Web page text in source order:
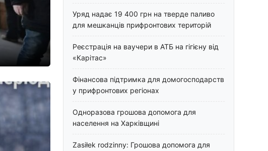
Уряд надає 19 400 грн на тверде паливо
для мешканців прифронтових територій
Реєстрація на ваучери в АТБ на гігієну від
«Карітас»
Фінансова підтримка для домогосподарств
у прифронтових регіонах
Одноразова грошова допомога для
населення на Харківщині
Zasiłek rodzinny: Грошова допомога для